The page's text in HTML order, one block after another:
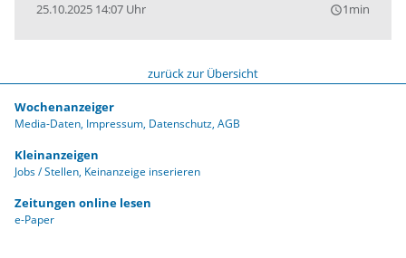
25.10.2025 14:07 Uhr query_builder1min
zurück zur Übersicht
Wochenanzeiger
Media-Daten Impressum Datenschutz AGB
Kleinanzeigen
Jobs / Stellen Keinanzeige inserieren
Zeitungen online lesen
e-Paper